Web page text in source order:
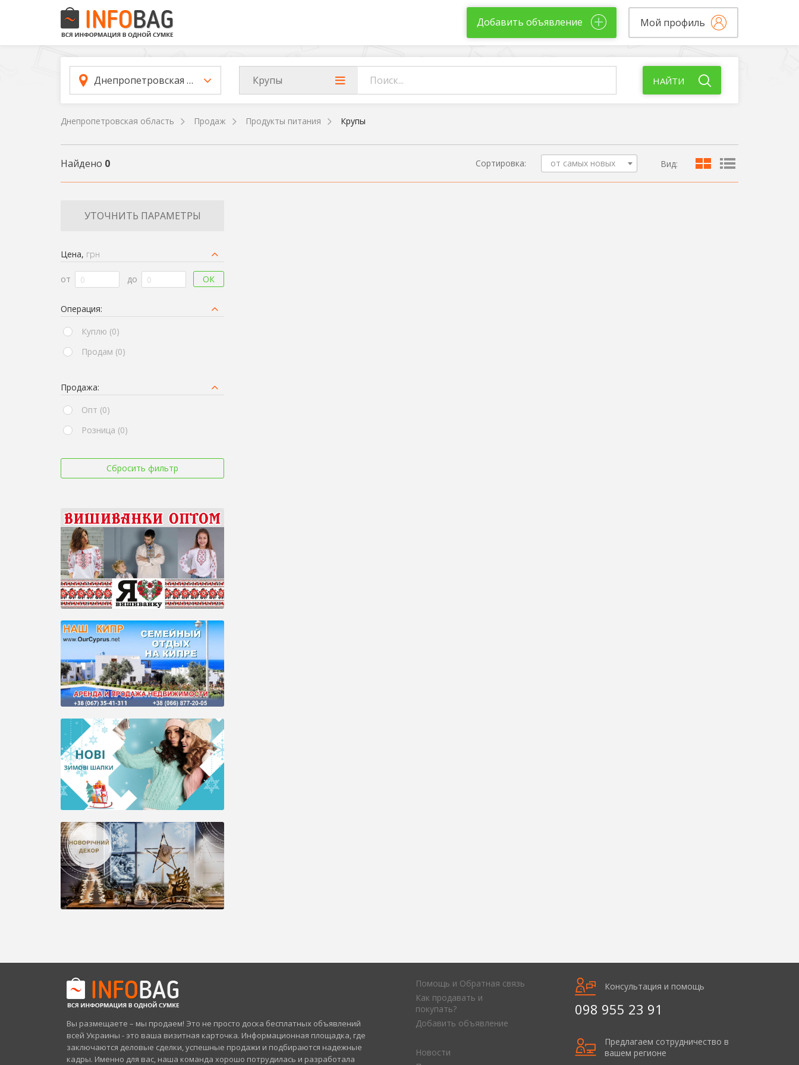
Добавить объявление Мой профиль
Днепропетровская область Крупы НАЙТИ
Днепропетровская область Продаж Продукты питания Крупы
Найдено 0 Сортировка: от самых новых Вид:
УТОЧНИТЬ ПАРАМЕТРЫ
Цена, грн
от до ОК
Операция:
Куплю (0)
Продам (0)
Продажа:
Опт (0)
Розница (0)
Сбросить фильтр
Вы размещаете – мы продаем! Это не просто доска бесплатных объявлений
всей Украины - это ваша визитная карточка. Информационная площадка, где
заключаются деловые сделки, успешные продажи и подбираются надежные
кадры. Именно для вас, наша команда хорошо потрудилась и разработала
Помощь и Обратная связь
Как продавать и
покупать?
Добавить объявление
Новости
Консультация и помощь
098 955 23 91
Предлагаем сотрудничество в
вашем регионе